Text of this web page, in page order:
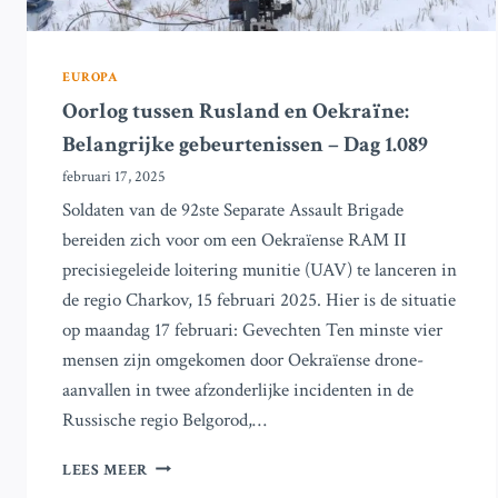
EUROPA
Oorlog tussen Rusland en Oekraïne:
Belangrijke gebeurtenissen – Dag 1.089
februari 17, 2025
Soldaten van de 92ste Separate Assault Brigade
bereiden zich voor om een Oekraïense RAM ІІ
precisiegeleide loitering munitie (UAV) te lanceren in
de regio Charkov, 15 februari 2025. Hier is de situatie
op maandag 17 februari: Gevechten Ten minste vier
mensen zijn omgekomen door Oekraïense drone-
aanvallen in twee afzonderlijke incidenten in de
Russische regio Belgorod,…
LEES MEER OORLOG